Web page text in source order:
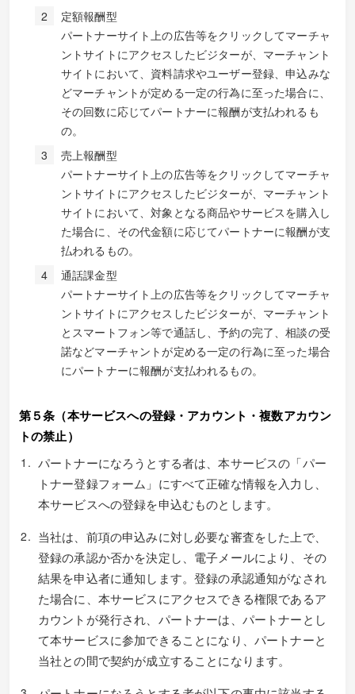
定額報酬型
パートナーサイト上の広告等をクリックしてマーチャ
ントサイトにアクセスしたビジターが、マーチャント
サイトにおいて、資料請求やユーザー登録、申込みな
どマーチャントが定める一定の行為に至った場合に、
その回数に応じてパートナーに報酬が支払われるも
の。
売上報酬型
パートナーサイト上の広告等をクリックしてマーチャ
ントサイトにアクセスしたビジターが、マーチャント
サイトにおいて、対象となる商品やサービスを購入し
た場合に、その代金額に応じてパートナーに報酬が支
払われるもの。
通話課金型
パートナーサイト上の広告等をクリックしてマーチャ
ントサイトにアクセスしたビジターが、マーチャント
とスマートフォン等で通話し、予約の完了、相談の受
諾などマーチャントが定める一定の行為に至った場合
にパートナーに報酬が支払われるもの。
第５条（本サービスへの登録・アカウント・複数アカウン
トの禁止）
パートナーになろうとする者は、本サービスの「パー
トナー登録フォーム」にすべて正確な情報を入力し、
本サービスへの登録を申込むものとします。
当社は、前項の申込みに対し必要な審査をした上で、
登録の承認か否かを決定し、電子メールにより、その
結果を申込者に通知します。登録の承認通知がなされ
た場合に、本サービスにアクセスできる権限であるア
カウントが発行され、パートナーは、パートナーとし
て本サービスに参加できることになり、パートナーと
当社との間で契約が成立することになります。